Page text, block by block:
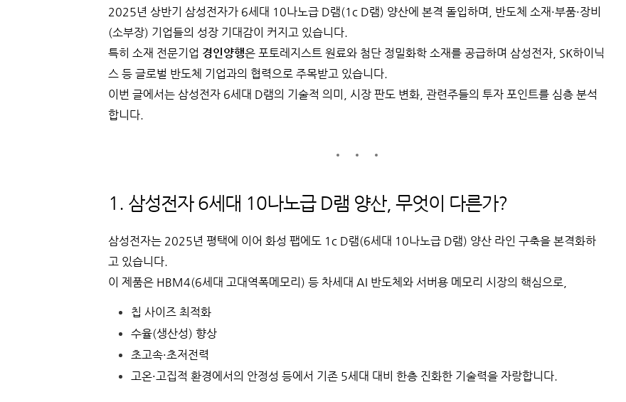
2025년 상반기 삼성전자가 6세대 10나노급 D램(1c D램) 양산에 본격 돌입하며, 반도체 소재·부품·장비
(소부장) 기업들의 성장 기대감이 커지고 있습니다.
특히 소재 전문기업 경인양행은 포토레지스트 원료와 첨단 정밀화학 소재를 공급하며 삼성전자, SK하이닉
스 등 글로벌 반도체 기업과의 협력으로 주목받고 있습니다.
이번 글에서는 삼성전자 6세대 D램의 기술적 의미, 시장 판도 변화, 관련주들의 투자 포인트를 심층 분석
합니다.
1. 삼성전자 6세대 10나노급 D램 양산, 무엇이 다른가?
삼성전자는 2025년 평택에 이어 화성 팹에도 1c D램(6세대 10나노급 D램) 양산 라인 구축을 본격화하
고 있습니다.
이 제품은 HBM4(6세대 고대역폭메모리) 등 차세대 AI 반도체와 서버용 메모리 시장의 핵심으로,
칩 사이즈 최적화
수율(생산성) 향상
초고속·초저전력
고온·고집적 환경에서의 안정성 등에서 기존 5세대 대비 한층 진화한 기술력을 자랑합니다.